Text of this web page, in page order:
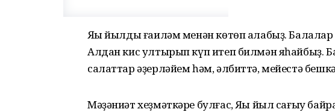
Яңы йылды ғаиләм менән көтөп алабыҙ.
Алдан кис ултырып күп итеп билмән яһайбыҙ.
салаттар әҙерләйем һәм, әлбиттә, мейестә
Мәҙәниәт хеҙмәткәре булғас, Яңы йыл сағыу